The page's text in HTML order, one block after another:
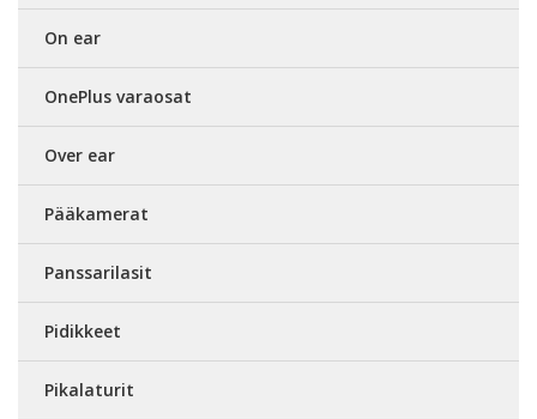
On ear
OnePlus varaosat
Over ear
Pääkamerat
Panssarilasit
Pidikkeet
Pikalaturit